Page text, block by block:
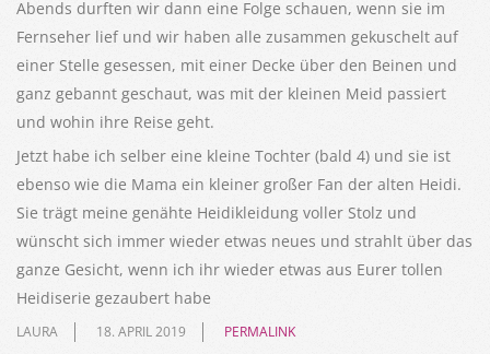
Abends durften wir dann eine Folge schauen, wenn sie im
Fernseher lief und wir haben alle zusammen gekuschelt auf
einer Stelle gesessen, mit einer Decke über den Beinen und
ganz gebannt geschaut, was mit der kleinen Meid passiert
und wohin ihre Reise geht.
Jetzt habe ich selber eine kleine Tochter (bald 4) und sie ist
ebenso wie die Mama ein kleiner großer Fan der alten Heidi.
Sie trägt meine genähte Heidikleidung voller Stolz und
wünscht sich immer wieder etwas neues und strahlt über das
ganze Gesicht, wenn ich ihr wieder etwas aus Eurer tollen
Heidiserie gezaubert habe
LAURA 18. APRIL 2019 PERMALINK